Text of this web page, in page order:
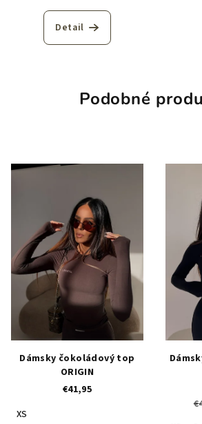
Detail
Podobné
Dámsky čokoládový top
ORIGIN
€41,95
XS